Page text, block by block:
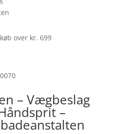
over kr. 699
– Vægbeslag
–